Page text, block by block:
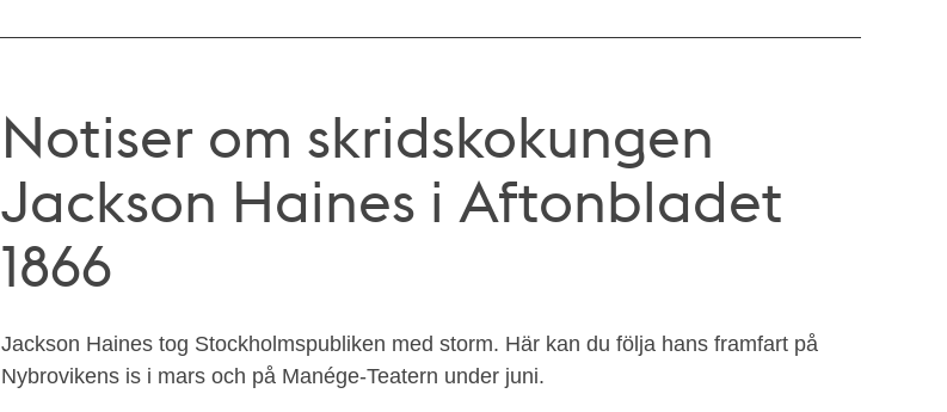
Notiser om skridskokungen
Jackson Haines i Aftonbladet
1866
Jackson Haines tog Stockholmspubliken med storm. Här kan du följa hans framfart på
Nybrovikens is i mars och på Manége-Teatern under juni.